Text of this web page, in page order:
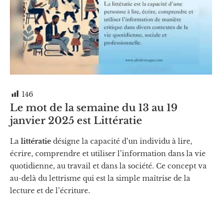
146
Le mot de la semaine du 13 au 19
janvier 2025 est Littératie
La littératie désigne la capacité d’un individu à lire,
écrire, comprendre et utiliser l’information dans la vie
quotidienne, au travail et dans la société. Ce concept va
au-delà du lettrisme qui est la simple maîtrise de la
lecture et de l’écriture.